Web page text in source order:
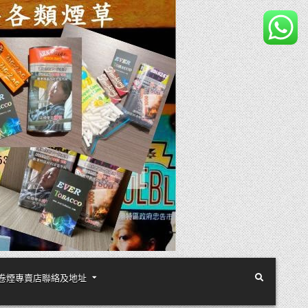
卷煙專賣店聯絡及地址